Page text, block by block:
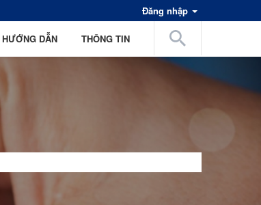
Đăng nhập
HƯỚNG DẪN THÔNG TIN